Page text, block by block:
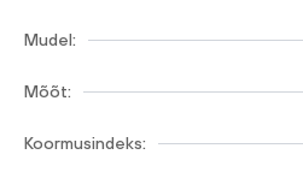
Mudel:
Mõõt:
Koormusindeks: